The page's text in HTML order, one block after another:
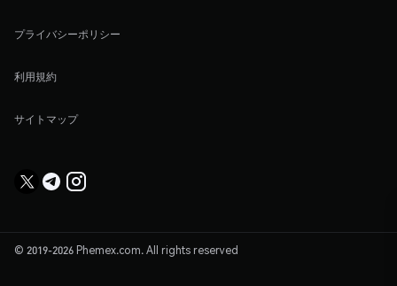
プライバシーポリシー
利用規約
サイトマップ
© 2019-2026 Phemex.com. All rights reserved